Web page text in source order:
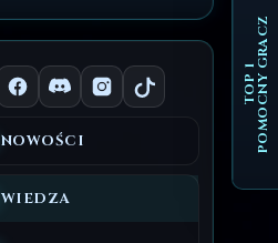
TOP 1POMOCNY GRACZ
NOWOŚCI
WIEDZA